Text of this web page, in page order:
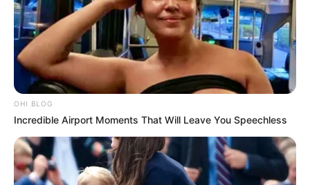
OHI BLOG
Incredible Airport Moments That Will Leave You Speechless